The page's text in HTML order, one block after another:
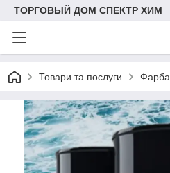
ТОРГОВЫЙ ДОМ СПЕКТР ХИМ
Товари та послуги Фарба